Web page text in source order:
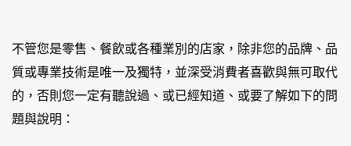
不管您是零售、餐飲或各種業別的店家，除非您的品牌、品
質或專業技術是唯一及獨特，並深受消費者喜歡與無可取代
的，否則您一定有聽說過、或已經知道、或要了解如下的問
題與說明：